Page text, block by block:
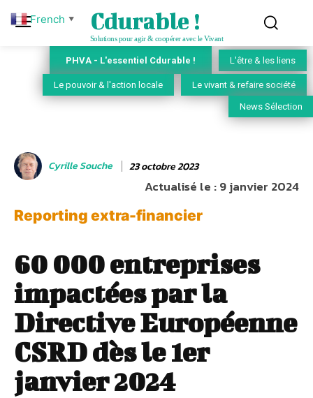
Cdurable !
Solutions pour agir & coopérer avec le Vivant
PHVA - L'essentiel Cdurable ! L'être & les liens
Le pouvoir & l'action locale Le vivant & refaire société
News Sélection
Cyrille Souche 23 octobre 2023
Actualisé le :9 janvier 2024
Reporting extra-financier
60 000 entreprises
impactées par la
Directive Européenne
CSRD dès le 1er
janvier 2024
French ▼